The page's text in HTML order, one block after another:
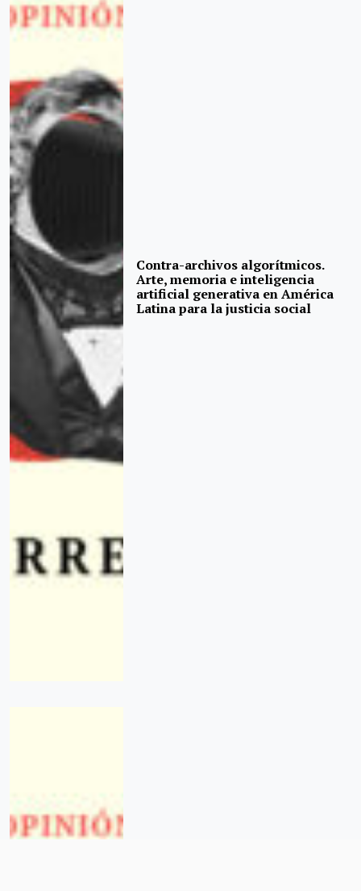
Contra-archivos algorítmicos.
Arte, memoria e inteligencia
artificial generativa en América
Latina para la justicia social